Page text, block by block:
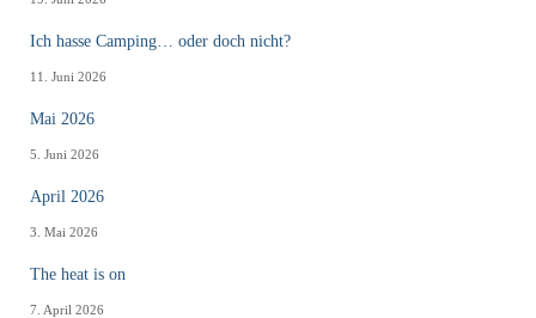
Ich hasse Camping… oder doch nicht?
11. Juni 2026
Mai 2026
5. Juni 2026
April 2026
3. Mai 2026
The heat is on
7. April 2026